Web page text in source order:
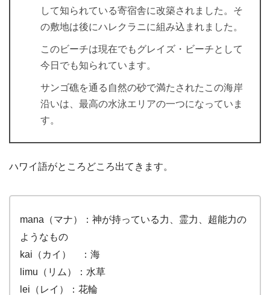
して知られている寄宿舎に改築されました。そ
の敷地は後にハレクラニに組み込まれました。
このビーチは現在でもグレイズ・ビーチとして
今日でも知られています。
サンゴ礁を通る自然の砂で満たされたこの海岸
沿いは、最高の水泳エリアの一つになっていま
す。
ハワイ語がところどころ出てきます。
mana（マナ）：神が持っている力、霊力、超能力の
ようなもの
kai（カイ） ：海
limu（リム）：水草
lei（レイ）：花輪